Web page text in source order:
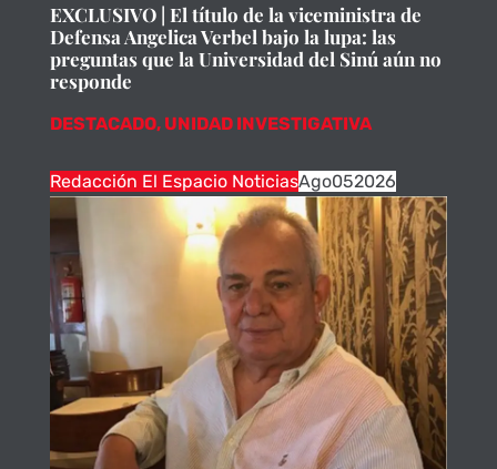
EXCLUSIVO | El título de la viceministra de
Defensa Angelica Verbel bajo la lupa: las
preguntas que la Universidad del Sinú aún no
responde
DESTACADO, UNIDAD INVESTIGATIVA
Redacción El Espacio NoticiasAgo052026